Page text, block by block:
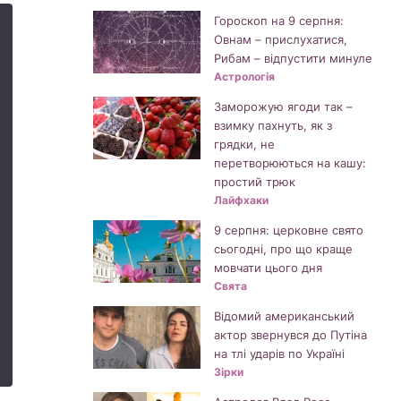
Гороскоп на 9 серпня:
Овнам – прислухатися,
Рибам – відпустити минуле
Астрологія
Заморожую ягоди так –
взимку пахнуть, як з
грядки, не
перетворюються на кашу:
простий трюк
Лайфхаки
9 серпня: церковне свято
сьогодні, про що краще
мовчати цього дня
Свята
Відомий американський
актор звернувся до Путіна
на тлі ударів по Україні
Зірки